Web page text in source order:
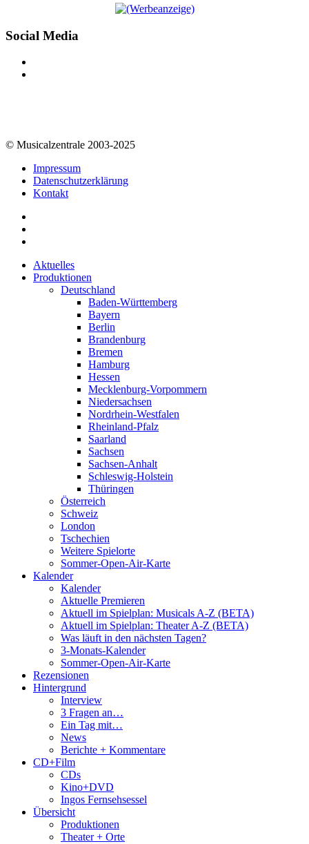
Social Media
© Musicalzentrale 2003-2025
Impressum
Datenschutzerklärung
Kontakt
Aktuelles
Produktionen
Deutschland
Baden-Württemberg
Bayern
Berlin
Brandenburg
Bremen
Hamburg
Hessen
Mecklenburg-Vorpommern
Niedersachsen
Nordrhein-Westfalen
Rheinland-Pfalz
Saarland
Sachsen
Sachsen-Anhalt
Schleswig-Holstein
Thüringen
Österreich
Schweiz
London
Tschechien
Weitere Spielorte
Sommer-Open-Air-Karte
Kalender
Kalender
Aktuelle Premieren
Aktuell im Spielplan: Musicals A-Z (BETA)
Aktuell im Spielplan: Theater A-Z (BETA)
Was läuft in den nächsten Tagen?
3-Monats-Kalender
Sommer-Open-Air-Karte
Rezensionen
Hintergrund
Interview
3 Fragen an…
Ein Tag mit…
News
Berichte + Kommentare
CD+Film
CDs
Kino+DVD
Ingos Fernsehsessel
Übersicht
Produktionen
Theater + Orte